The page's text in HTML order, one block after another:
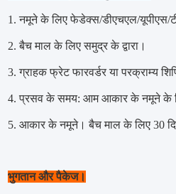
1. नमूने के लिए फेडेक्स/डीएचएल/यूपीएस/
2. बैच माल के लिए समुद्र के द्वारा।
3. ग्राहक फ्रेट फारवर्डर या परक्राम्य
4. प्रसव के समय: आम आकार के नमूने के
5. आकार के नमूने। बैच माल के लिए 30
भुगतान और पैकेज।